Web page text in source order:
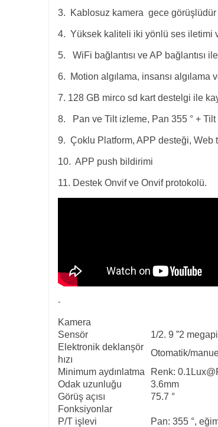
3. Kablosuz kamera gece görüşlüdür
4. Yüksek kaliteli iki yönlü ses iletimi
5. WiFi bağlantısı ve AP bağlantısı
6. Motion algılama, insansı algılama
7. 128 GB mirco sd kart destelgi ile
8. Pan ve Tilt izleme, Pan 355 ° +
9. Çoklu Platform, APP desteği, Web
10. APP push bildirimi
11. Destek Onvif ve Onvif protokolü.
-
Kamera
Sensör
1/2. 9 ”2
Elektronik deklanşör
hızı
Otomatik/
Minimum aydınlatma
Renk:
Odak uzunluğu
3.6mm
Görüş açısı
75.7 °
Fonksiyonlar
P/T işlevi
Pan: 355 °,